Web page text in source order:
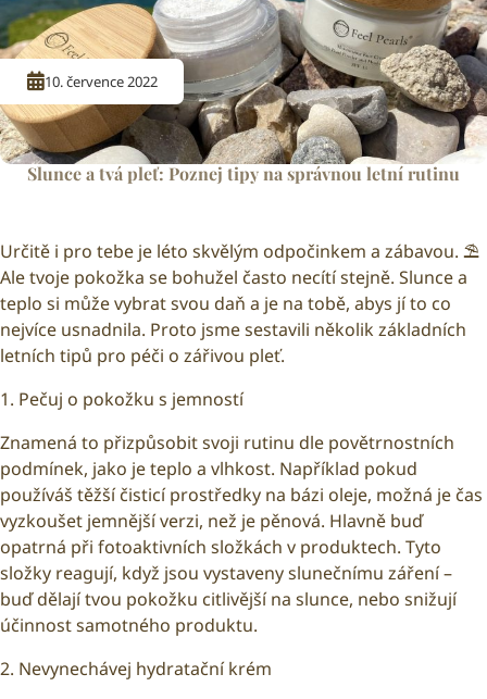
10. července 2022
Slunce a tvá pleť: Poznej tipy na správnou letní rutinu
Určitě i pro tebe je léto skvělým odpočinkem a zábavou. ⛱
Ale tvoje pokožka se bohužel často necítí stejně. Slunce a
teplo si může vybrat svou daň a je na tobě, abys jí to co
nejvíce usnadnila. Proto jsme sestavili několik základních
letních tipů pro péči o zářivou pleť.
1. Pečuj o pokožku s jemností
Znamená to přizpůsobit svoji rutinu dle povětrnostních
podmínek, jako je teplo a vlhkost. Například pokud
používáš těžší čisticí prostředky na bázi oleje, možná je čas
vyzkoušet jemnější verzi, než je pěnová. Hlavně buď
opatrná při fotoaktivních složkách v produktech. Tyto
složky reagují, když jsou vystaveny slunečnímu záření –
buď dělají tvou pokožku citlivější na slunce, nebo snižují
účinnost samotného produktu.
2. Nevynechávej hydratační krém